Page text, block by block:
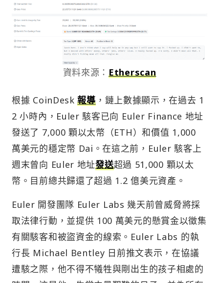
資料來源：Etherscan
根據 CoinDesk報導，鏈上數據顯示，在過去 1
2 小時內，Euler 駭客已向 Euler Finance 地址
發送了 7,000 顆以太幣（ETH）和價值 1,000
萬美元的穩定幣 Dai。在這之前，Euler 駭客上
週末曾向 Euler 地址發送超過 51,000 顆以太
幣。目前總共歸還了超過 1.2 億美元資產。
Euler 開發團隊 Euler Labs 幾天前曾威脅將採
取法律行動，並提供 100 萬美元的懸賞金以徵集
有關駭客和被盜資金的線索。Euler Labs 的執
行長 Michael Bentley 日前推文表示，在協議
遭駭之際，他不得不犧牲與剛出生的孩子相處的